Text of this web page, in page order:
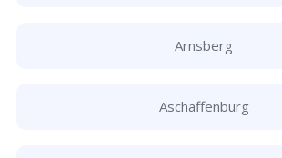
Arnsberg
Aschaffenburg